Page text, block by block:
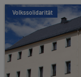
Volkssolidarität